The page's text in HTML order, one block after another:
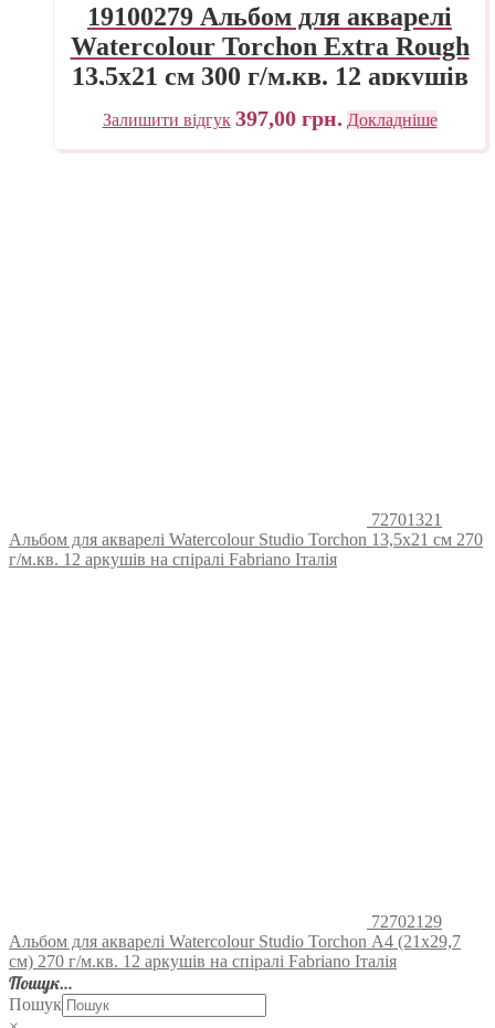
19100279 Альбом для акварелі
Watercolour Torchon Extra Rough
13,5х21 см 300 г/м.кв. 12 аркушів
на спіралі Fabriano Італія
Залишити відгук 397,00 грн. Докладніше
72701321
Альбом для акварелі Watercolour Studio Torchon 13,5х21 см 270
г/м.кв. 12 аркушів на спіралі Fabriano Італія
72702129
Альбом для акварелі Watercolour Studio Torchon А4 (21х29,7
см) 270 г/м.кв. 12 аркушів на спіралі Fabriano Італія
Пошук…
Пошук